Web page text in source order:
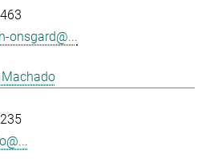
onsgard@...